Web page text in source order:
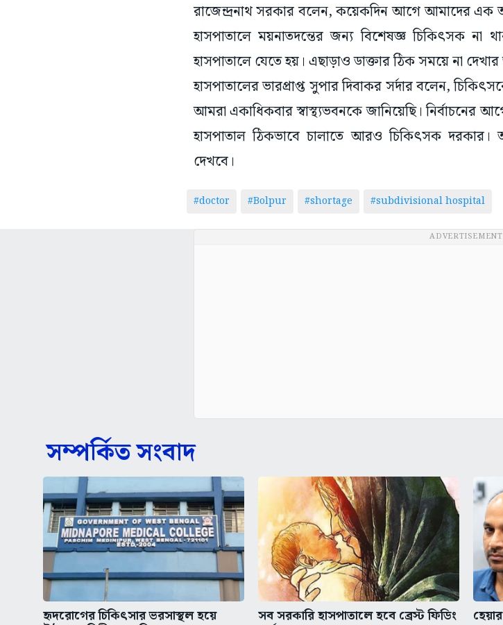
রাজেন্দ্রনাথ সরকার বলেন, কয়েকদিন আগে আমাদের এক
হাসপাতালে ময়নাতদন্তের জন্য বিশেষজ্ঞ চিকিৎসক না
হাসপাতালে যেতে হয়। এছাড়াও ডাক্তার ঠিক সময়ে না
হাসপাতালের ভারপ্রাপ্ত সুপার দিবাকর সর্দার বলেন,
আমরা একাধিকবার স্বাস্থ্যভবনকে জানিয়েছি। নির্বাচনের
হাসপাতাল ঠিকভাবে চালাতে আরও চিকিৎসক
দেখবে।
#doctor #Bolpur #shortage #subdivisional hospital
ADVERTISEMENT
সম্পর্কিত সংবাদ
হৃদরোগের চিকিৎসার ভরসাস্থল হয়ে সব সরকারি হাসপাতালে হবে ব্রেস্ট ফিডিং